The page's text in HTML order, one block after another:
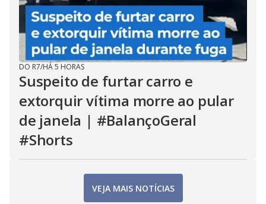
DO R7/HÁ 5 HORAS
Suspeito de furtar carro e
extorquir vítima morre ao pular
de janela | #BalançoGeral
#Shorts
VEJA MAIS NOTÍCIAS